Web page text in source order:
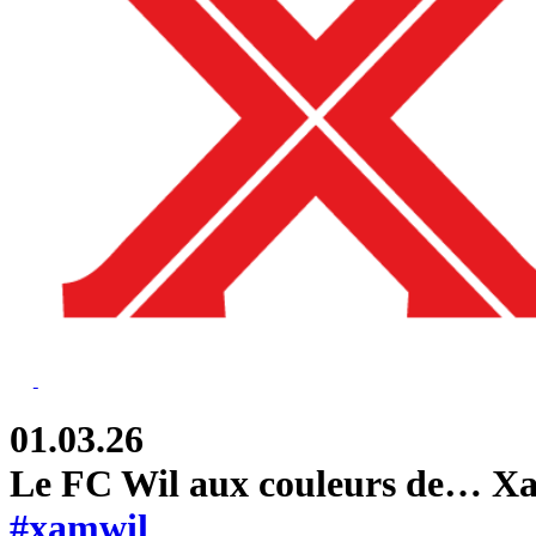
01.03.26
Le FC Wil aux couleurs de…
#xamwil